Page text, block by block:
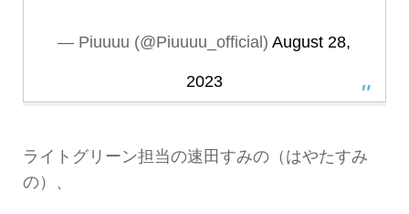
— Piuuuu (@Piuuuu_official)August 28,
2023
ライトグリーン担当の速田すみの（はやたすみ
の）、